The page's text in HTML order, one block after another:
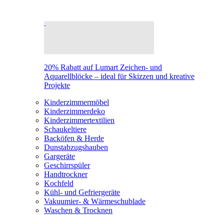
20% Rabatt auf Lumart Zeichen- und
Aquarellblöcke – ideal für Skizzen und kreative
Projekte
Kinderzimmermöbel
Kinderzimmerdeko
Kinderzimmertextilien
Schaukeltiere
Backöfen & Herde
Dunstabzugshauben
Gargeräte
Geschirrspüler
Handtrockner
Kochfeld
Kühl- und Gefriergeräte
Vakuumier- & Wärmeschublade
Waschen & Trocknen